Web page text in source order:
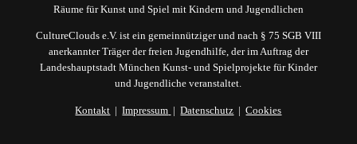
Räume für Kunst und Spiel mit Kindern und Jugendlichen
CultureClouds e.V. ist ein gemeinnütziger und nach § 75 SGB VIII
anerkannter Träger der freien Jugendhilfe, der im Auftrag der
Landeshauptstadt München Kunst- und Spielprojekte für Kinder
und Jugendliche veranstaltet.
Kontakt |Impressum |Datenschutz |Cookies